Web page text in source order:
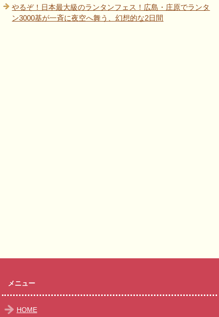
やるぞ！日本最大級のランタンフェス！広島・庄原でランタ
ン3000基が一斉に夜空へ舞う、幻想的な2日間
メニュー
HOME